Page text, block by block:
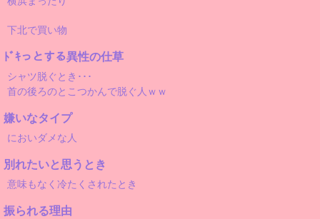
下北で買い物
ﾄﾞｷっとする異性の仕草
シャツ脱ぐとき･･･
首の後ろのとこつかんで脱ぐ人ｗｗ
嫌いなタイプ
においダメな人
別れたいと思うとき
意味もなく冷たくされたとき
振られる理由